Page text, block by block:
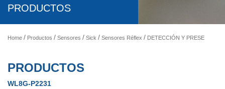
PRODUCTOS
Home Productos Sensores Sick Sensores Réflex DETECCIÓN Y PRESENCIA - SENSORES FOTOELÉCTRICOS, INDUCTIVOS, ETC
PRODUCTOS
WL8G-P2231